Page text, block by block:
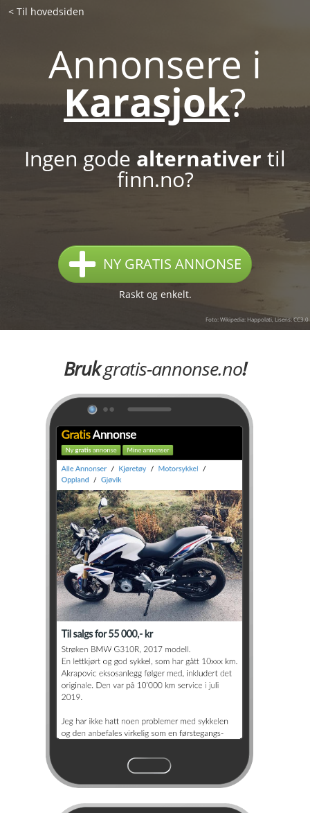
< Til hovedsiden
Annonsere i
Karasjok?
Ingen gode alternativer til
finn.no?
NY GRATIS ANNONSE
Raskt og enkelt.
Foto: Wikipedia: Happolati, Lisens: CC3.0
Brukgratis-annonse.no!